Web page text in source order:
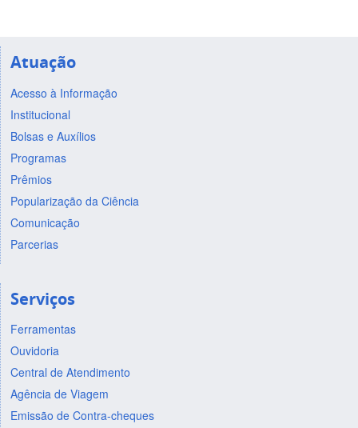
Atuação
Acesso à Informação
Institucional
Bolsas e Auxílios
Programas
Prêmios
Popularização da Ciência
Comunicação
Parcerias
Serviços
Ferramentas
Ouvidoria
Central de Atendimento
Agência de Viagem
Emissão de Contra-cheques